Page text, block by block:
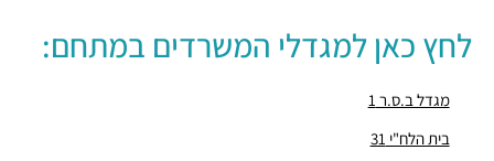
מבני משרדים ומסחר ·בן גוריון 2, בני ברק
מבני משרדים ומסחר ·
חניונים ·כינרת 5, בני ברק
לחץ כאן למגדלי המשרדים במתחם:
מגדל ב.ס.ר 1
בית הלח"י 31